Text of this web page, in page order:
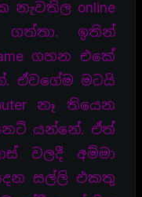
online
ගත්තා. ඉතින්
ගහන එකේ
ඒවගේම මටයි
නෑ තියෙන
යන්නේ. ඒත්
වලදී අම්මා
සල්ලි එකතු